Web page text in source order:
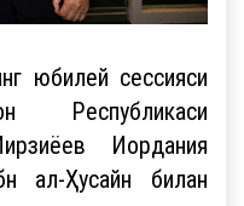
юбилей сессияси
Республикаси
Иордания
ал-Ҳусайн билан